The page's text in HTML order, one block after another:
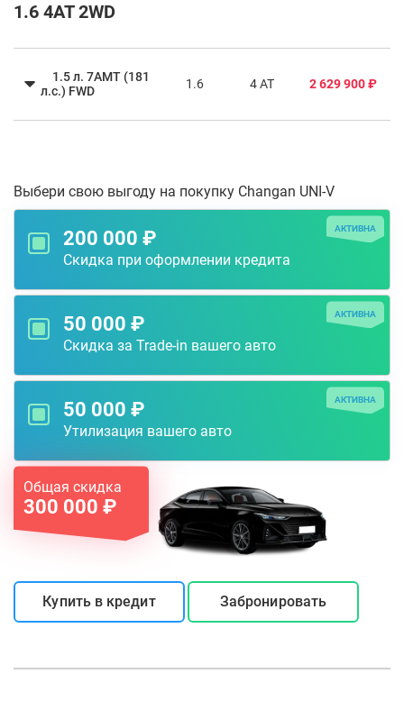
1.6 4AT 2WD
1.5 л. 7AMT (181
л.с.) FWD
1.6 4 AT 2 629 900 ₽
Выбери свою выгоду на покупку Changan UNI-V
200 000 ₽
Скидка при оформлении кредита
АКТИВНА
50 000 ₽
Скидка за Trade-in вашего авто
АКТИВНА
50 000 ₽
Утилизация вашего авто
АКТИВНА
Общая скидка
300 000 ₽
Купить в кредит Забронировать